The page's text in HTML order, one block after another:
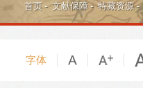
首页 - 文献保障 - 特藏资源 -
字体